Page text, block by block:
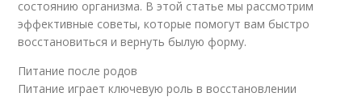
состоянию организма. В этой статье мы рассмотрим
эффективные советы, которые помогут вам быстро
восстановиться и вернуть былую форму.
Питание после родов
Питание играет ключевую роль в восстановлении